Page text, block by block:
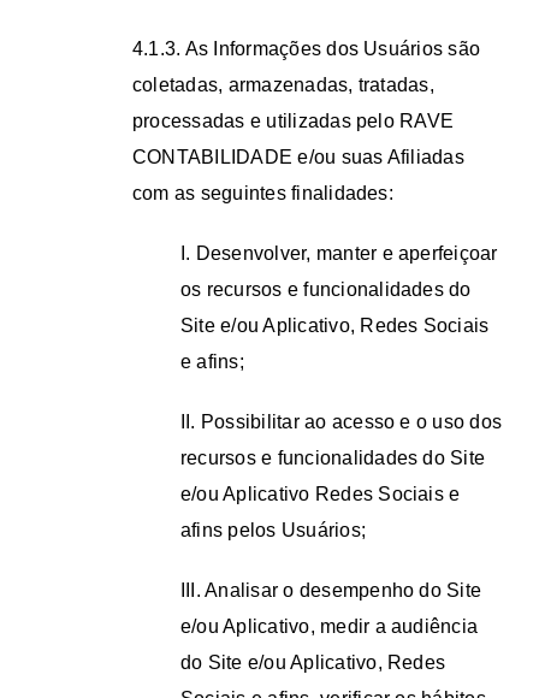
4.1.3. As Informações dos Usuários são
coletadas, armazenadas, tratadas,
processadas e utilizadas pelo RAVE
CONTABILIDADE e/ou suas Afiliadas
com as seguintes finalidades:
I. Desenvolver, manter e aperfeiçoar
os recursos e funcionalidades do
Site e/ou Aplicativo, Redes Sociais
e afins;
II. Possibilitar ao acesso e o uso dos
recursos e funcionalidades do Site
e/ou Aplicativo Redes Sociais e
afins pelos Usuários;
III. Analisar o desempenho do Site
e/ou Aplicativo, medir a audiência
do Site e/ou Aplicativo, Redes